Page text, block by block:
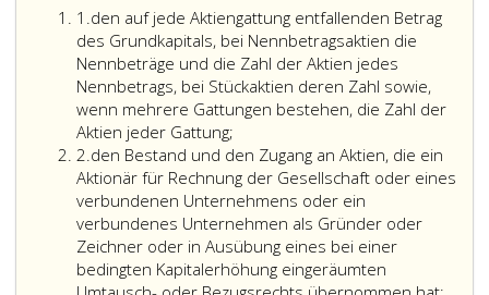
1.Ziffer
eins
den auf jede Aktiengattung entfallenden Betrag
des Grundkapitals, bei Nennbetragsaktien die
Nennbeträge und die Zahl der Aktien jedes
Nennbetrags, bei Stückaktien deren Zahl sowie,
wenn mehrere Gattungen bestehen, die Zahl der
Aktien jeder Gattung;
2.Ziffer
2
den Bestand und den Zugang an Aktien, die ein
Aktionär für Rechnung der Gesellschaft oder eines
verbundenen Unternehmens oder ein
verbundenes Unternehmen als Gründer oder
Zeichner oder in Ausübung eines bei einer
bedingten Kapitalerhöhung eingeräumten